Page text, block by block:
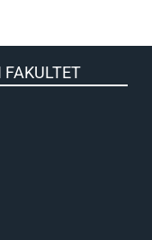
FAKULTET